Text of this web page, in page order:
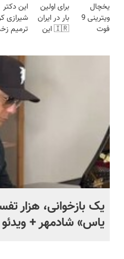
(تخفیف به
مدت
محدود)
محوش کن!
هفته!!😍
یخچال
ویترینی 9
فوت
برای اولین
بار در ایران
🇮🇷 این
این دکتر
شیرازی
ترمیم
یک بازخوانی، هزار
یاس» شادمهر + ویدئو